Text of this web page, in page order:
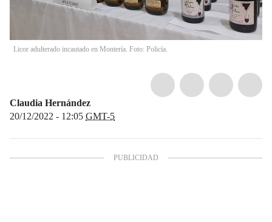
Licor adulterado incautado en Montería. Foto: Policía.
Claudia Hernández
20/12/2022 - 12:05 GMT-5